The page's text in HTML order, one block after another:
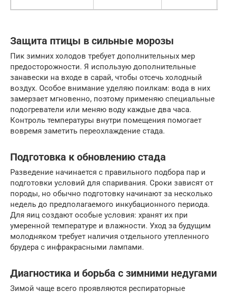
Защита птицы в сильные морозы
Пик зимних холодов требует дополнительных мер
предосторожности. Я использую дополнительные
занавески на входе в сарай, чтобы отсечь холодный
воздух. Особое внимание уделяю поилкам: вода в них
замерзает мгновенно, поэтому применяю специальные
подогреватели или меняю воду каждые два часа.
Контроль температуры внутри помещения помогает
вовремя заметить переохлаждение стада.
Подготовка к обновлению стада
Разведение начинается с правильного подбора пар и
подготовки условий для спаривания. Сроки зависят от
породы, но обычно подготовку начинают за несколько
недель до предполагаемого инкубационного периода.
Для яиц создают особые условия: хранят их при
умеренной температуре и влажности. Уход за будущим
молодняком требует наличия отдельного утепленного
брудера с инфракрасными лампами.
Диагностика и борьба с зимними недугами
Зимой чаще всего проявляются респираторные